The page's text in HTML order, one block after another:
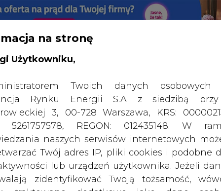
na stronę
Użytkowniku,
Twoich danych osobowych
Rynku Energii S.A z siedzibą
3, 00-728 Warszawa, KRS:
5261757578, REGON: 012435148. W
naszych serwisów internetowych
Twój adres IP, pliki cookies i podobne
lub urządzeń użytkownika. Jeżeli
zidentyfikować Twoją tożsamość,